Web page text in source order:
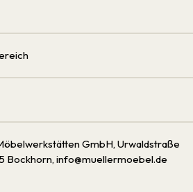
GmbH, Urwaldstraße
Bockhorn, info@muellermoebel.de